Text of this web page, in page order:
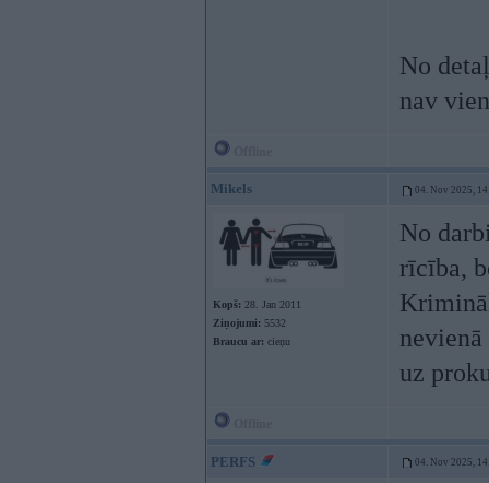
No
nav
Mikels 04. Nov 2025,
Kopš: 28. Jan 2011
Ziņojumi: 5532
Braucu ar: cieņu
No
rīcība,
uz
PERFS 04. Nov 2025,